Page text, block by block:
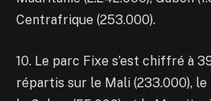
Centrafrique (253.000).
10. Le parc Fixe s’est chiffré à
répartis sur le Mali (233.000), le